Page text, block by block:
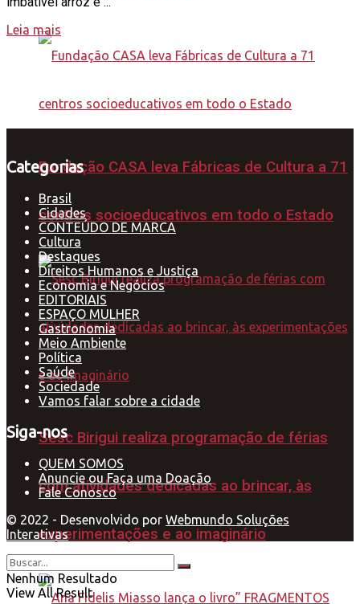
Fundação CASA leva Fábricas de Cultura a 71
centros socioeducativos em todo o Estado
Sesc Birigui realiza programação de férias
com atividades dedicadas ao brincar, às
experimentações e ao imaginário
Leia mais
Categorias
Brasil
Cidades
CONTEÚDO DE MARCA
Cultura
Destaques
Direitos Humanos e Justiça
Economia e Negócios
EDITORIAIS
ESPAÇO MULHER
Gastronomia
Meio Ambiente
Política
Saúde
Sociedade
Vamos falar sobre a cidade
Siga-nos
QUEM SOMOS
Anuncie ou Faça uma Doação
Fale Conosco
© 2022 - Desenvolvido por Webmundo Soluções
Interativas
Nenhum Resultado
View All Result